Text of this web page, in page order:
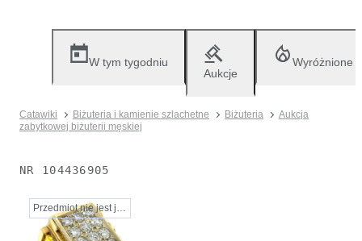
W tym tygodniu
Aukcje
Wyróżnione
Catawiki Biżuteria i kamienie szlachetne Biżuteria
Aukcja
zabytkowej biżuterii męskiej
NR 104436905
Przedmiot nie jest już dostępny